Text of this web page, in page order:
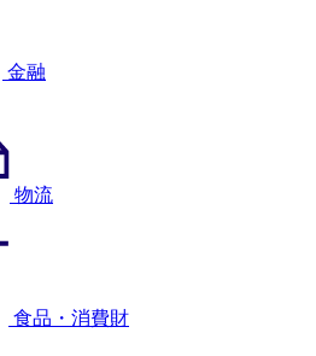
金融
物流
食品・消費財